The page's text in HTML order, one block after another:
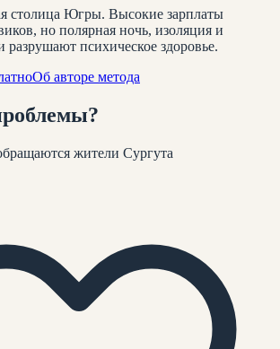
столица Югры. Высокие зарплаты
но полярная ночь, изоляция и
разрушают психическое здоровье.
Об авторе метода
?
жители Сургута